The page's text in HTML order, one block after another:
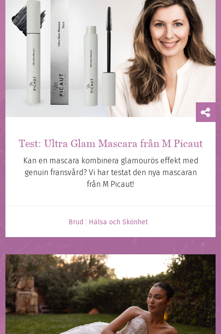
Test: Ultra Glam Mascara från M Picaut
Kan en mascara kombinera glamourös effekt med
genuin fransvård? Vi har testat den nya mascaran
från M Picaut!
Brud Hälsa och Skönhet